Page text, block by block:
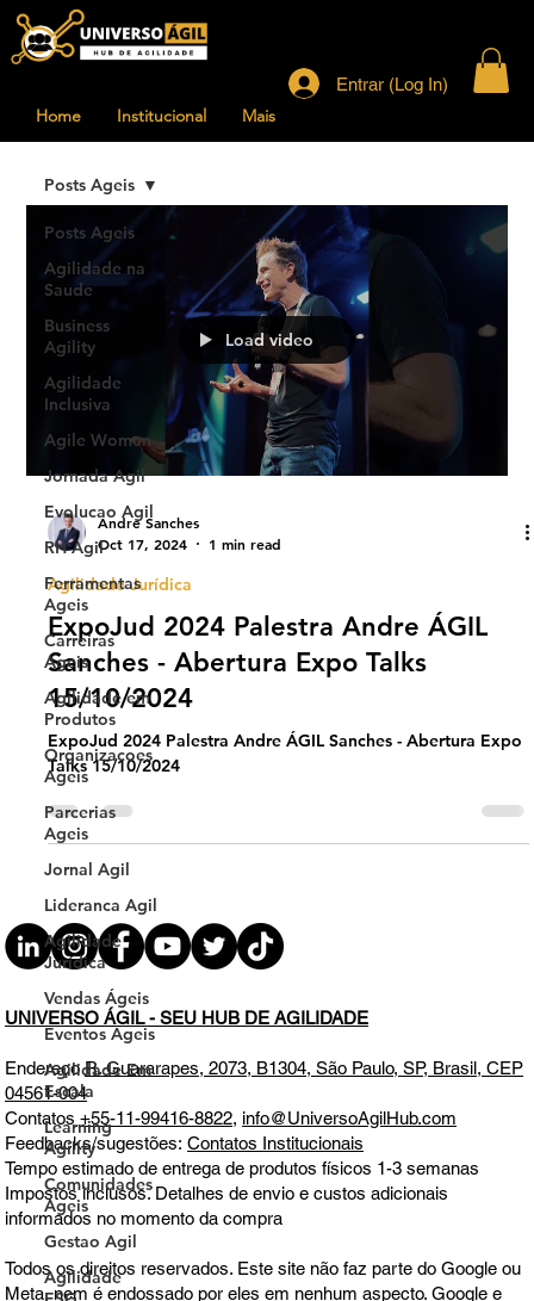
Home Institucional Mais
Entrar (Log In)
Posts Ageis
Agilidade na
Saude
Business
Agility
Agilidade
Inclusiva
Agile Women
Jornada Agil
Evolucao Agil
RH Agil
Ferramentas
Ageis
Carreiras
Ageis
Agilidade em
Produtos
Organizacoes
Ageis
Parcerias
Ageis
Jornal Agil
Lideranca Agil
Agilidade
Jurídica
Vendas Ágeis
Eventos Ageis
Agilidade Em
Escala
Learning
Agility
Comunidades
Ageis
Gestao Agil
Agilidade
Posts Ageis
Load video
Andre Sanches
Oct 17, 2024
1 min read
Agilidade Jurídica
ExpoJud 2024 Palestra Andre ÁGIL
Sanches - Abertura Expo Talks
15/10/2024
ExpoJud 2024 Palestra Andre ÁGIL Sanches - Abertura Expo
Talks 15/10/2024
UNIVERSO ÁGIL - SEU HUB DE AGILIDADE
EndereçoR. Guararapes, 2073, B1304, São Paulo, SP, Brasil, CEP
04561-004
Contatos+55-11-99416-8822, info@UniversoAgilHub.com
Feedbacks/sugestões:Contatos Institucionais
Tempo estimado de entrega de produtos físicos 1-3 semanas
Impostos inclusos. Detalhes de envio e custos adicionais
informados no momento da compra
Todos os direitos reservados. Este site não faz parte do Google ou
Meta, nem é endossado por eles em nenhum aspecto. Google e